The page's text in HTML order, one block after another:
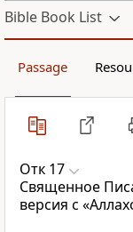
Bible Book List
Passage
Отк 17
Священное
версия с